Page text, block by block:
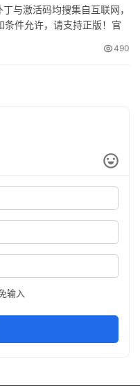
与激活码均搜集自互联网，
件允许，请支持正版！官
台 IDE，支持 Windows、
490
输入